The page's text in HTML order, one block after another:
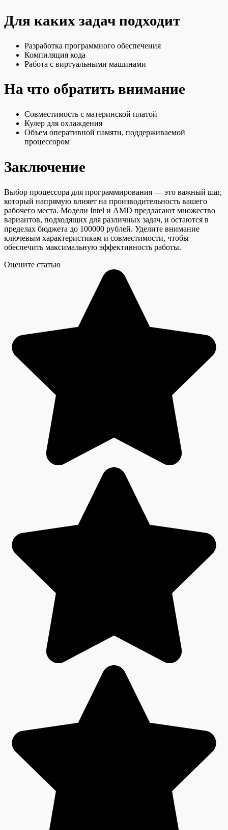
Для каких задач подходит
Разработка программного обеспечения
Компиляция кода
Работа с виртуальными машинами
На что обратить внимание
Совместимость с материнской платой
Кулер для охлаждения
Объем оперативной памяти, поддерживаемой
процессором
Заключение
Выбор процессора для программирования — это важный шаг,
который напрямую влияет на производительность вашего
рабочего места. Модели Intel и AMD предлагают множество
вариантов, подходящих для различных задач, и остаются в
пределах бюджета до 100000 рублей. Уделите внимание
ключевым характеристикам и совместимости, чтобы
обеспечить максимальную эффективность работы.
Оцените статью